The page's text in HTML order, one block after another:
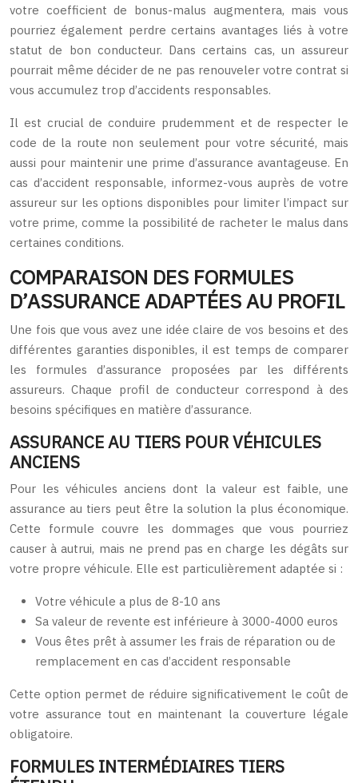
votre coefficient de bonus-malus augmentera, mais vous
pourriez également perdre certains avantages liés à votre
statut de bon conducteur. Dans certains cas, un assureur
pourrait même décider de ne pas renouveler votre contrat si
vous accumulez trop d’accidents responsables.
Il est crucial de conduire prudemment et de respecter le
code de la route non seulement pour votre sécurité, mais
aussi pour maintenir une prime d’assurance avantageuse. En
cas d’accident responsable, informez-vous auprès de votre
assureur sur les options disponibles pour limiter l’impact sur
votre prime, comme la possibilité de racheter le malus dans
certaines conditions.
COMPARAISON DES FORMULES
D’ASSURANCE ADAPTÉES AU PROFIL
Une fois que vous avez une idée claire de vos besoins et des
différentes garanties disponibles, il est temps de comparer
les formules d’assurance proposées par les différents
assureurs. Chaque profil de conducteur correspond à des
besoins spécifiques en matière d’assurance.
ASSURANCE AU TIERS POUR VÉHICULES
ANCIENS
Pour les véhicules anciens dont la valeur est faible, une
assurance au tiers peut être la solution la plus économique.
Cette formule couvre les dommages que vous pourriez
causer à autrui, mais ne prend pas en charge les dégâts sur
votre propre véhicule. Elle est particulièrement adaptée si :
Votre véhicule a plus de 8-10 ans
Sa valeur de revente est inférieure à 3000-4000 euros
Vous êtes prêt à assumer les frais de réparation ou de
remplacement en cas d’accident responsable
Cette option permet de réduire significativement le coût de
votre assurance tout en maintenant la couverture légale
obligatoire.
FORMULES INTERMÉDIAIRES TIERS